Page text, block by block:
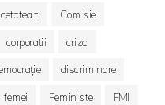
cetatean Comisie
corporatii criza
discriminare
femei Feministe FMI